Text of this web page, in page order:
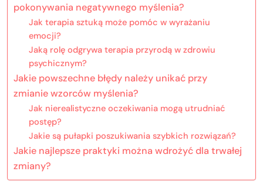
pokonywania negatywnego myślenia?
Jak terapia sztuką może pomóc w wyrażaniu
emocji?
Jaką rolę odgrywa terapia przyrodą w zdrowiu
psychicznym?
Jakie powszechne błędy należy unikać przy
zmianie wzorców myślenia?
Jak nierealistyczne oczekiwania mogą utrudniać
postęp?
Jakie są pułapki poszukiwania szybkich rozwiązań?
Jakie najlepsze praktyki można wdrożyć dla trwałej
zmiany?